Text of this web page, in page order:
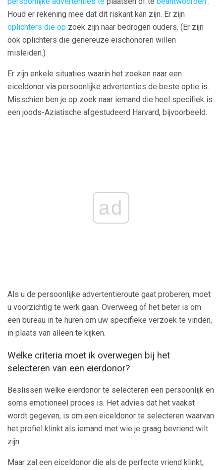
Houd er rekening mee dat dit riskant kan zijn. Er zijn
oplichters die op zoek zijn naar bedrogen ouders. (Er zijn
ook oplichters die genereuze eischonoren willen
misleiden.)
Er zijn enkele situaties waarin het zoeken naar een
eiceldonor via persoonlijke advertenties de beste optie is.
Misschien ben je op zoek naar iemand die heel specifiek is:
een joods-Aziatische afgestudeerd Harvard, bijvoorbeeld.
ad
Als u de persoonlijke advertentieroute gaat proberen, moet
u voorzichtig te werk gaan. Overweeg of het beter is om
een ​​bureau in te huren om uw specifieke verzoek te vinden,
in plaats van alleen te kijken.
Welke criteria moet ik overwegen bij het
selecteren van een eierdonor?
Beslissen welke eierdonor te selecteren een persoonlijk en
soms emotioneel proces is. Het advies dat het vaakst
wordt gegeven, is om een ​​eiceldonor te selecteren waarvan
het profiel klinkt als iemand met wie je graag bevriend wilt
zijn.
Maar zal een eiceldonor die als de perfecte vriend klinkt,